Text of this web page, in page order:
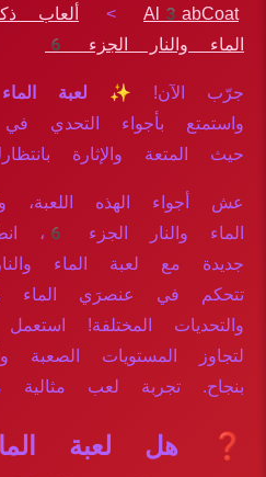
Al3abCoat
> ألعاب
الماء والنار الجزء 6
جرّب الآن! ✨ لعبة الماء
واستمتع بأجواء التحدي
حيث المتعة والإثارة
عش أجواء الهذه اللعبة،
الماء
تتحكم في عنصرَي الماء
والتحديات المختلفة!
لتجاوز المستويات الصعبة
بنجاح. تجربة لعب مثالية
❓ هل لعبة